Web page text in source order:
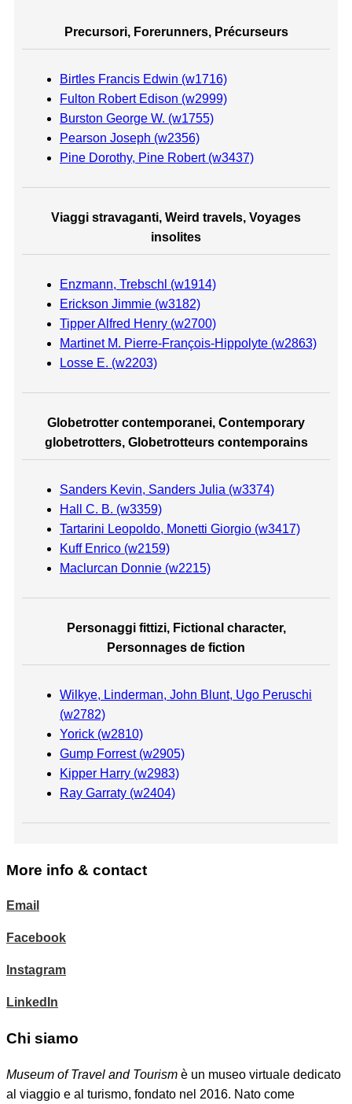
Precursori, Forerunners, Précurseurs
Birtles Francis Edwin (w1716)
Fulton Robert Edison (w2999)
Burston George W. (w1755)
Pearson Joseph (w2356)
Pine Dorothy, Pine Robert (w3437)
Viaggi stravaganti, Weird travels, Voyages
insolites
Enzmann, Trebschl (w1914)
Erickson Jimmie (w3182)
Tipper Alfred Henry (w2700)
Martinet M. Pierre-François-Hippolyte (w2863)
Losse E. (w2203)
Globetrotter contemporanei, Contemporary
globetrotters, Globetrotteurs contemporains
Sanders Kevin, Sanders Julia (w3374)
Hall C. B. (w3359)
Tartarini Leopoldo, Monetti Giorgio (w3417)
Kuff Enrico (w2159)
Maclurcan Donnie (w2215)
Personaggi fittizi, Fictional character,
Personnages de fiction
Wilkye, Linderman, John Blunt, Ugo Peruschi
(w2782)
Yorick (w2810)
Gump Forrest (w2905)
Kipper Harry (w2983)
Ray Garraty (w2404)
More info & contact
Email
Facebook
Instagram
LinkedIn
Chi siamo
Museum of Travel and Tourism è un museo virtuale dedicato
al viaggio e al turismo, fondato nel 2016. Nato come